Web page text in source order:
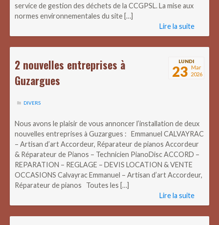
service de gestion des déchets de la CCGPSL. La mise aux
normes environnementales du site […]
Lire la suite
LUNDI
23 Mar
2026
2 nouvelles entreprises à
Guzargues
DIVERS
Nous avons le plaisir de vous annoncer l’installation de deux
nouvelles entreprises à Guzargues : Emmanuel CALVAYRAC
– Artisan d’art Accordeur, Réparateur de pianos Accordeur
& Réparateur de Pianos – Technicien PianoDisc ACCORD –
REPARATION – REGLAGE – DEVIS LOCATION & VENTE
OCCASIONS Calvayrac Emmanuel – Artisan d’art Accordeur,
Réparateur de pianos Toutes les […]
Lire la suite